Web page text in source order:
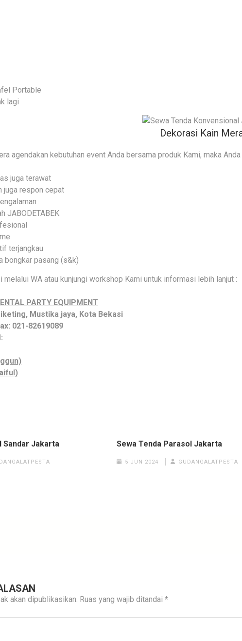
Portable
lagi
Dekorasi Kain
agendakan kebutuhan event Anda bersama produk Kami, maka
juga terawat
juga respon cepat
JABODETABEK
terjangkau
bongkar pasang (s&k)
melalui WA atau kunjungi workshop Kami untuk informasi lebih lanjut :
PARTY EQUIPMENT
Mustika jaya, Kota Bekasi
021-82619089
Sandar Jakarta Sewa Tenda Parasol Jakarta
5 JUN 2024 GUDANGALATPESTA
akan dipublikasikan. Ruas yang wajib ditandai *